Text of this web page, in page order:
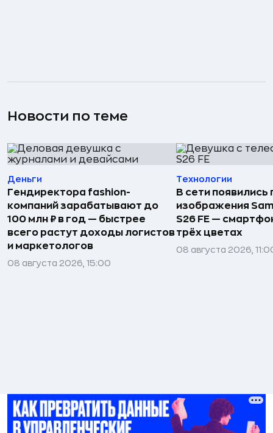
Новости по теме
Деньги
Гендиректора fashion-
компаний зарабатывают до
100 млн ₽ в год — быстрее
всего растут доходы логистов
и маркетологов
08 августа 2026, 15:00
Технологии
В сети появились
изображения
S26 FE —
трёх цветах
08 августа 2026,